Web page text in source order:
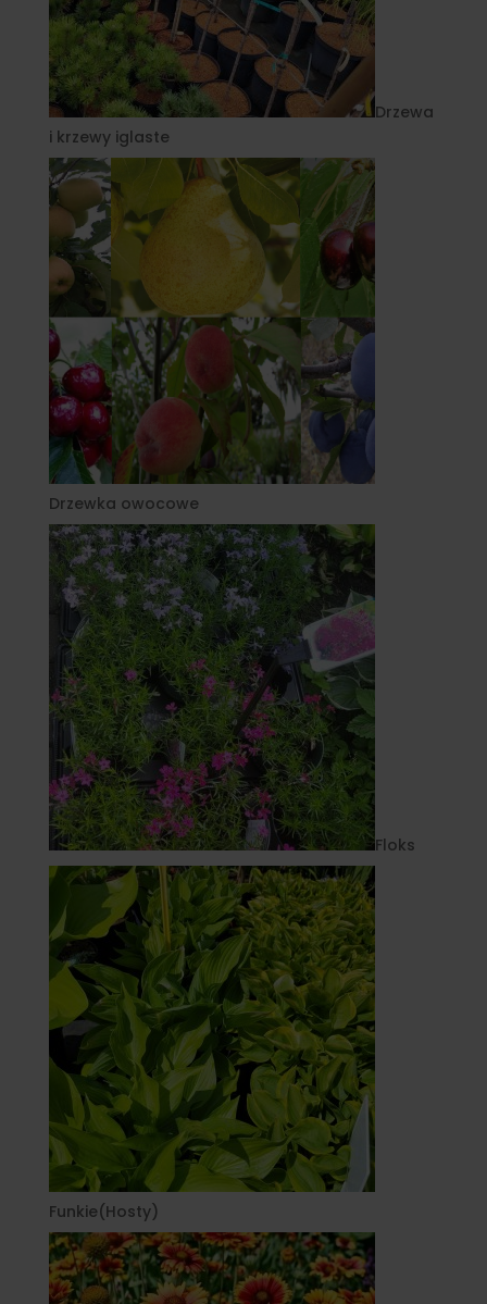
Drzewa
i krzewy iglaste
Drzewka owocowe
Floks
Funkie(Hosty)